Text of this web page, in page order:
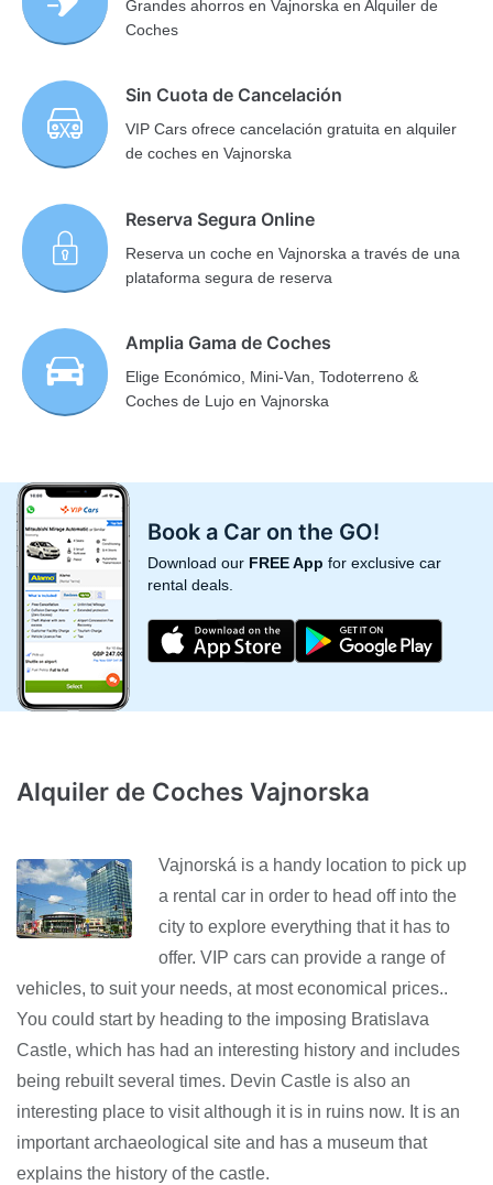
Grandes ahorros en Vajnorska en Alquiler de
Coches
Sin Cuota de Cancelación
VIP Cars ofrece cancelación gratuita en alquiler
de coches en Vajnorska
Reserva Segura Online
Reserva un coche en Vajnorska a través de una
plataforma segura de reserva
Amplia Gama de Coches
Elige Económico, Mini-Van, Todoterreno &
Coches de Lujo en Vajnorska
Book a Car on the GO!
Download our FREE App for exclusive car
rental deals.
Alquiler de Coches Vajnorska
Vajnorská is a handy location to pick up
a rental car in order to head off into the
city to explore everything that it has to
offer. VIP cars can provide a range of
vehicles, to suit your needs, at most economical prices..
You could start by heading to the imposing Bratislava
Castle, which has had an interesting history and includes
being rebuilt several times. Devin Castle is also an
interesting place to visit although it is in ruins now. It is an
important archaeological site and has a museum that
explains the history of the castle.